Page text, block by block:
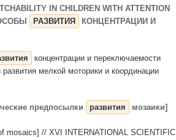
IN CHILDREN WITH ATTENTION
РАЗВИТИЯ
КОНЦЕНТРАЦИИ И
концентрации и переключаемости
мелкой моторики и координации
предпосылки развития мозаики]
mosaics] // XVI INTERNATIONAL SCIENTIFIC